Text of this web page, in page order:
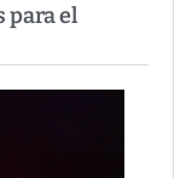
para el